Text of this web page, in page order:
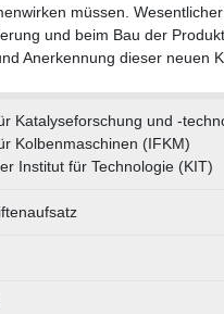
müssen.
und beim Bau der
Anerkennung dieser neuen
Katalyseforschung und -
Kolbenmaschinen (IFKM)
Institut für Technologie (KIT)